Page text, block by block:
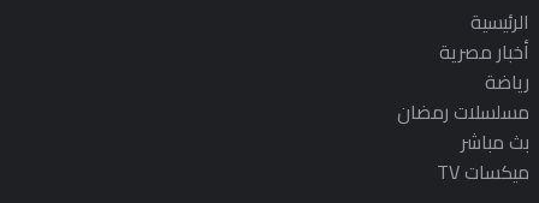
الرئيسية
أخبار مصرية
رياضة
مسلسلات رمضان
بث مباشر
ميكسات TV